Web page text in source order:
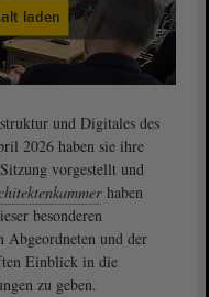
laden
und Digitales des
2026 haben sie ihre
vorgestellt und
haben
besonderen
Abgeordneten und der
Einblick in die
zu geben.